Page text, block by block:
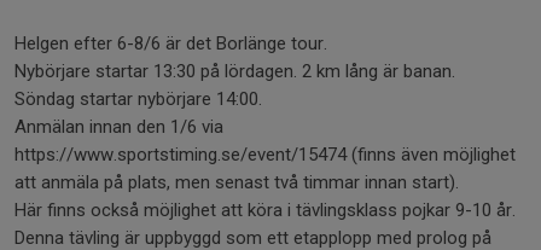
Helgen efter 6-8/6 är det Borlänge tour.
Nybörjare startar 13:30 på lördagen. 2 km lång är banan.
Söndag startar nybörjare 14:00.
Anmälan innan den 1/6 via
https://www.sportstiming.se/event/15474 (finns även möjlighet
att anmäla på plats, men senast två timmar innan start).
Här finns också möjlighet att köra i tävlingsklass pojkar 9-10 år.
Denna tävling är uppbyggd som ett etapplopp med prolog på